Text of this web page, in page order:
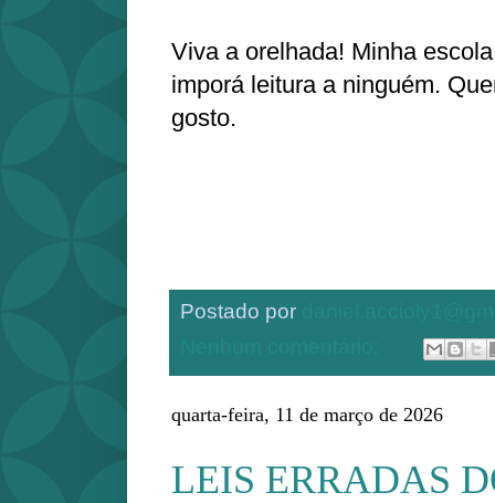
Viva a orelhada! Minha
imporá leitura a ninguém.
gosto.
Postado por
quarta-feira, 11 de março de 2026
LEIS ERRADAS